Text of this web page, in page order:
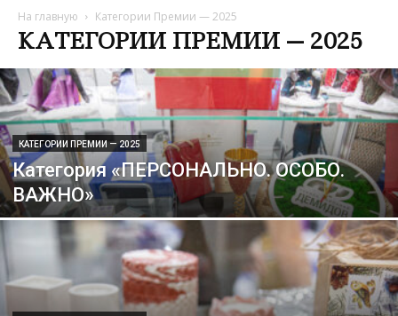
На главную Категории Премии — 2025
КАТЕГОРИИ ПРЕМИИ — 2025
КАТЕГОРИИ ПРЕМИИ — 2025
Категория «ПЕРСОНАЛЬНО. ОСОБО.
ВАЖНО»